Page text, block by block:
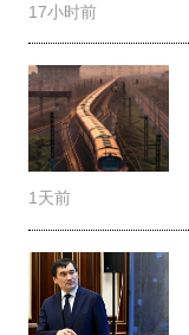
17小时前
1天前